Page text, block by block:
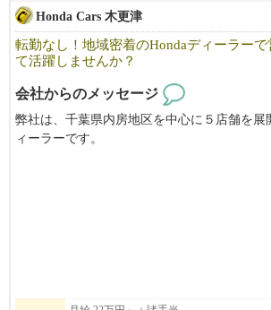
Honda Cars 木更津
転勤なし！地域密着のHondaディーラー
て活躍しませんか？
会社からのメッセージ
弊社は、千葉県内房地区を中心に５店舗を展
ィーラーです。